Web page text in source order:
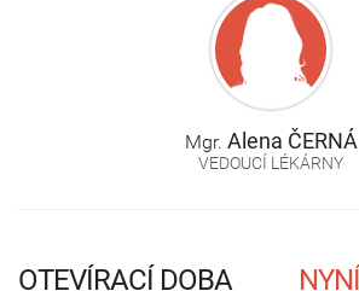
Mgr. Alena ČERNÁ
VEDOUCÍ LÉKÁRNY
OTEVÍRACÍ DOBA